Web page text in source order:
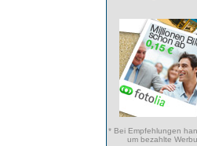
* Bei Empfehlungen
um bezahlte